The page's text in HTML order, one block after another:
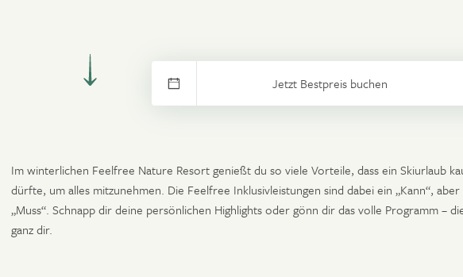
Kontakt
Im winterlichen Feelfree Nature Resort genießt du so viele Vorteile, dass ein Skiurlaub
dürfte, um alles mitzunehmen. Die Feelfree Inklusivleistungen sind dabei ein „Kann“, aber
„Muss“. Schnapp dir deine persönlichen Highlights oder gönn dir das volle Programm –
ganz dir.
ZEITRAUM ZURÜCKSETZEN